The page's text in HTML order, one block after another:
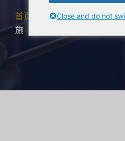
首页 解决方案-口味测试
施
Close and do not